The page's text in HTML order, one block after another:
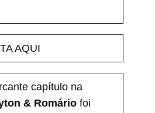
AQUI
capítulo na
& Romário foi